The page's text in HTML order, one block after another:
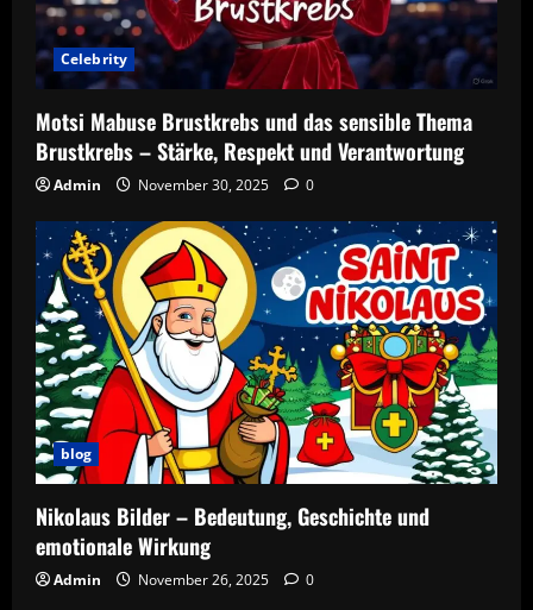
Celebrity
Motsi Mabuse Brustkrebs und das sensible Thema
Brustkrebs – Stärke, Respekt und Verantwortung
Admin November 30, 2025 0
blog
Nikolaus Bilder – Bedeutung, Geschichte und
emotionale Wirkung
Admin November 26, 2025 0